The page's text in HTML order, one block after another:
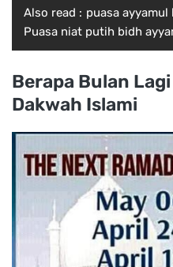
Also read : puasa
Puasa niat putih bidh
Berapa Bulan
Dakwah Islami